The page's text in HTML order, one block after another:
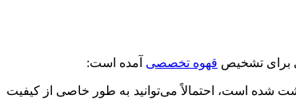
برای تشخیص قهوه تخصصی آمده است:
است، احتمالاً می‌توانید به طور خاصی از کیفیت